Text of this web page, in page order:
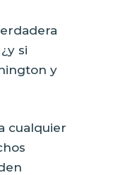
si
y
cualquier